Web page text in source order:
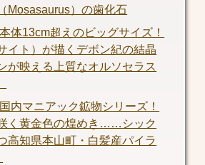
Mosasaurus）の歯化石
体13cm超えのビッグサイズ！
イト）が描くデボン紀の結晶
が映える上質なオルソセラス
内マニアック鉱物シリーズ！
く黄金色の煌めき……シック
高知県本山町・白髪産パイラ